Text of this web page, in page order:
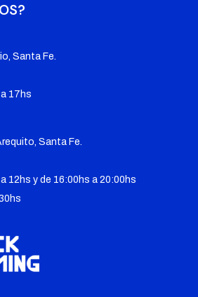
Santa Fe.
17hs
Santa Fe.
12hs y de 16:00hs a 20:00hs